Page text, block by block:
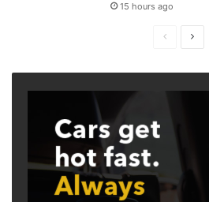
15 hours ago
PreviousNext